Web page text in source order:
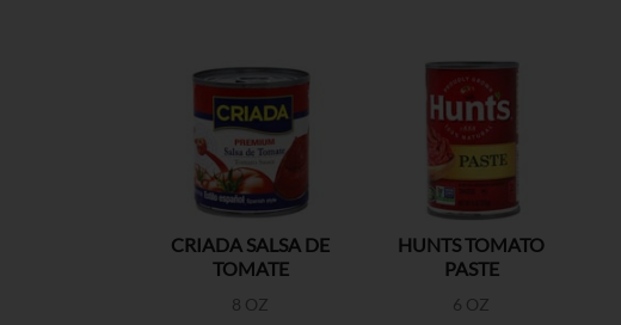
CRIADA SALSA DE
TOMATE
8 OZ
HUNTS TOMATO
PASTE
6 OZ